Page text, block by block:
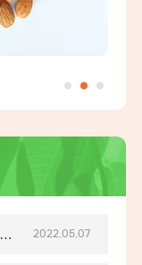
2022.05.07